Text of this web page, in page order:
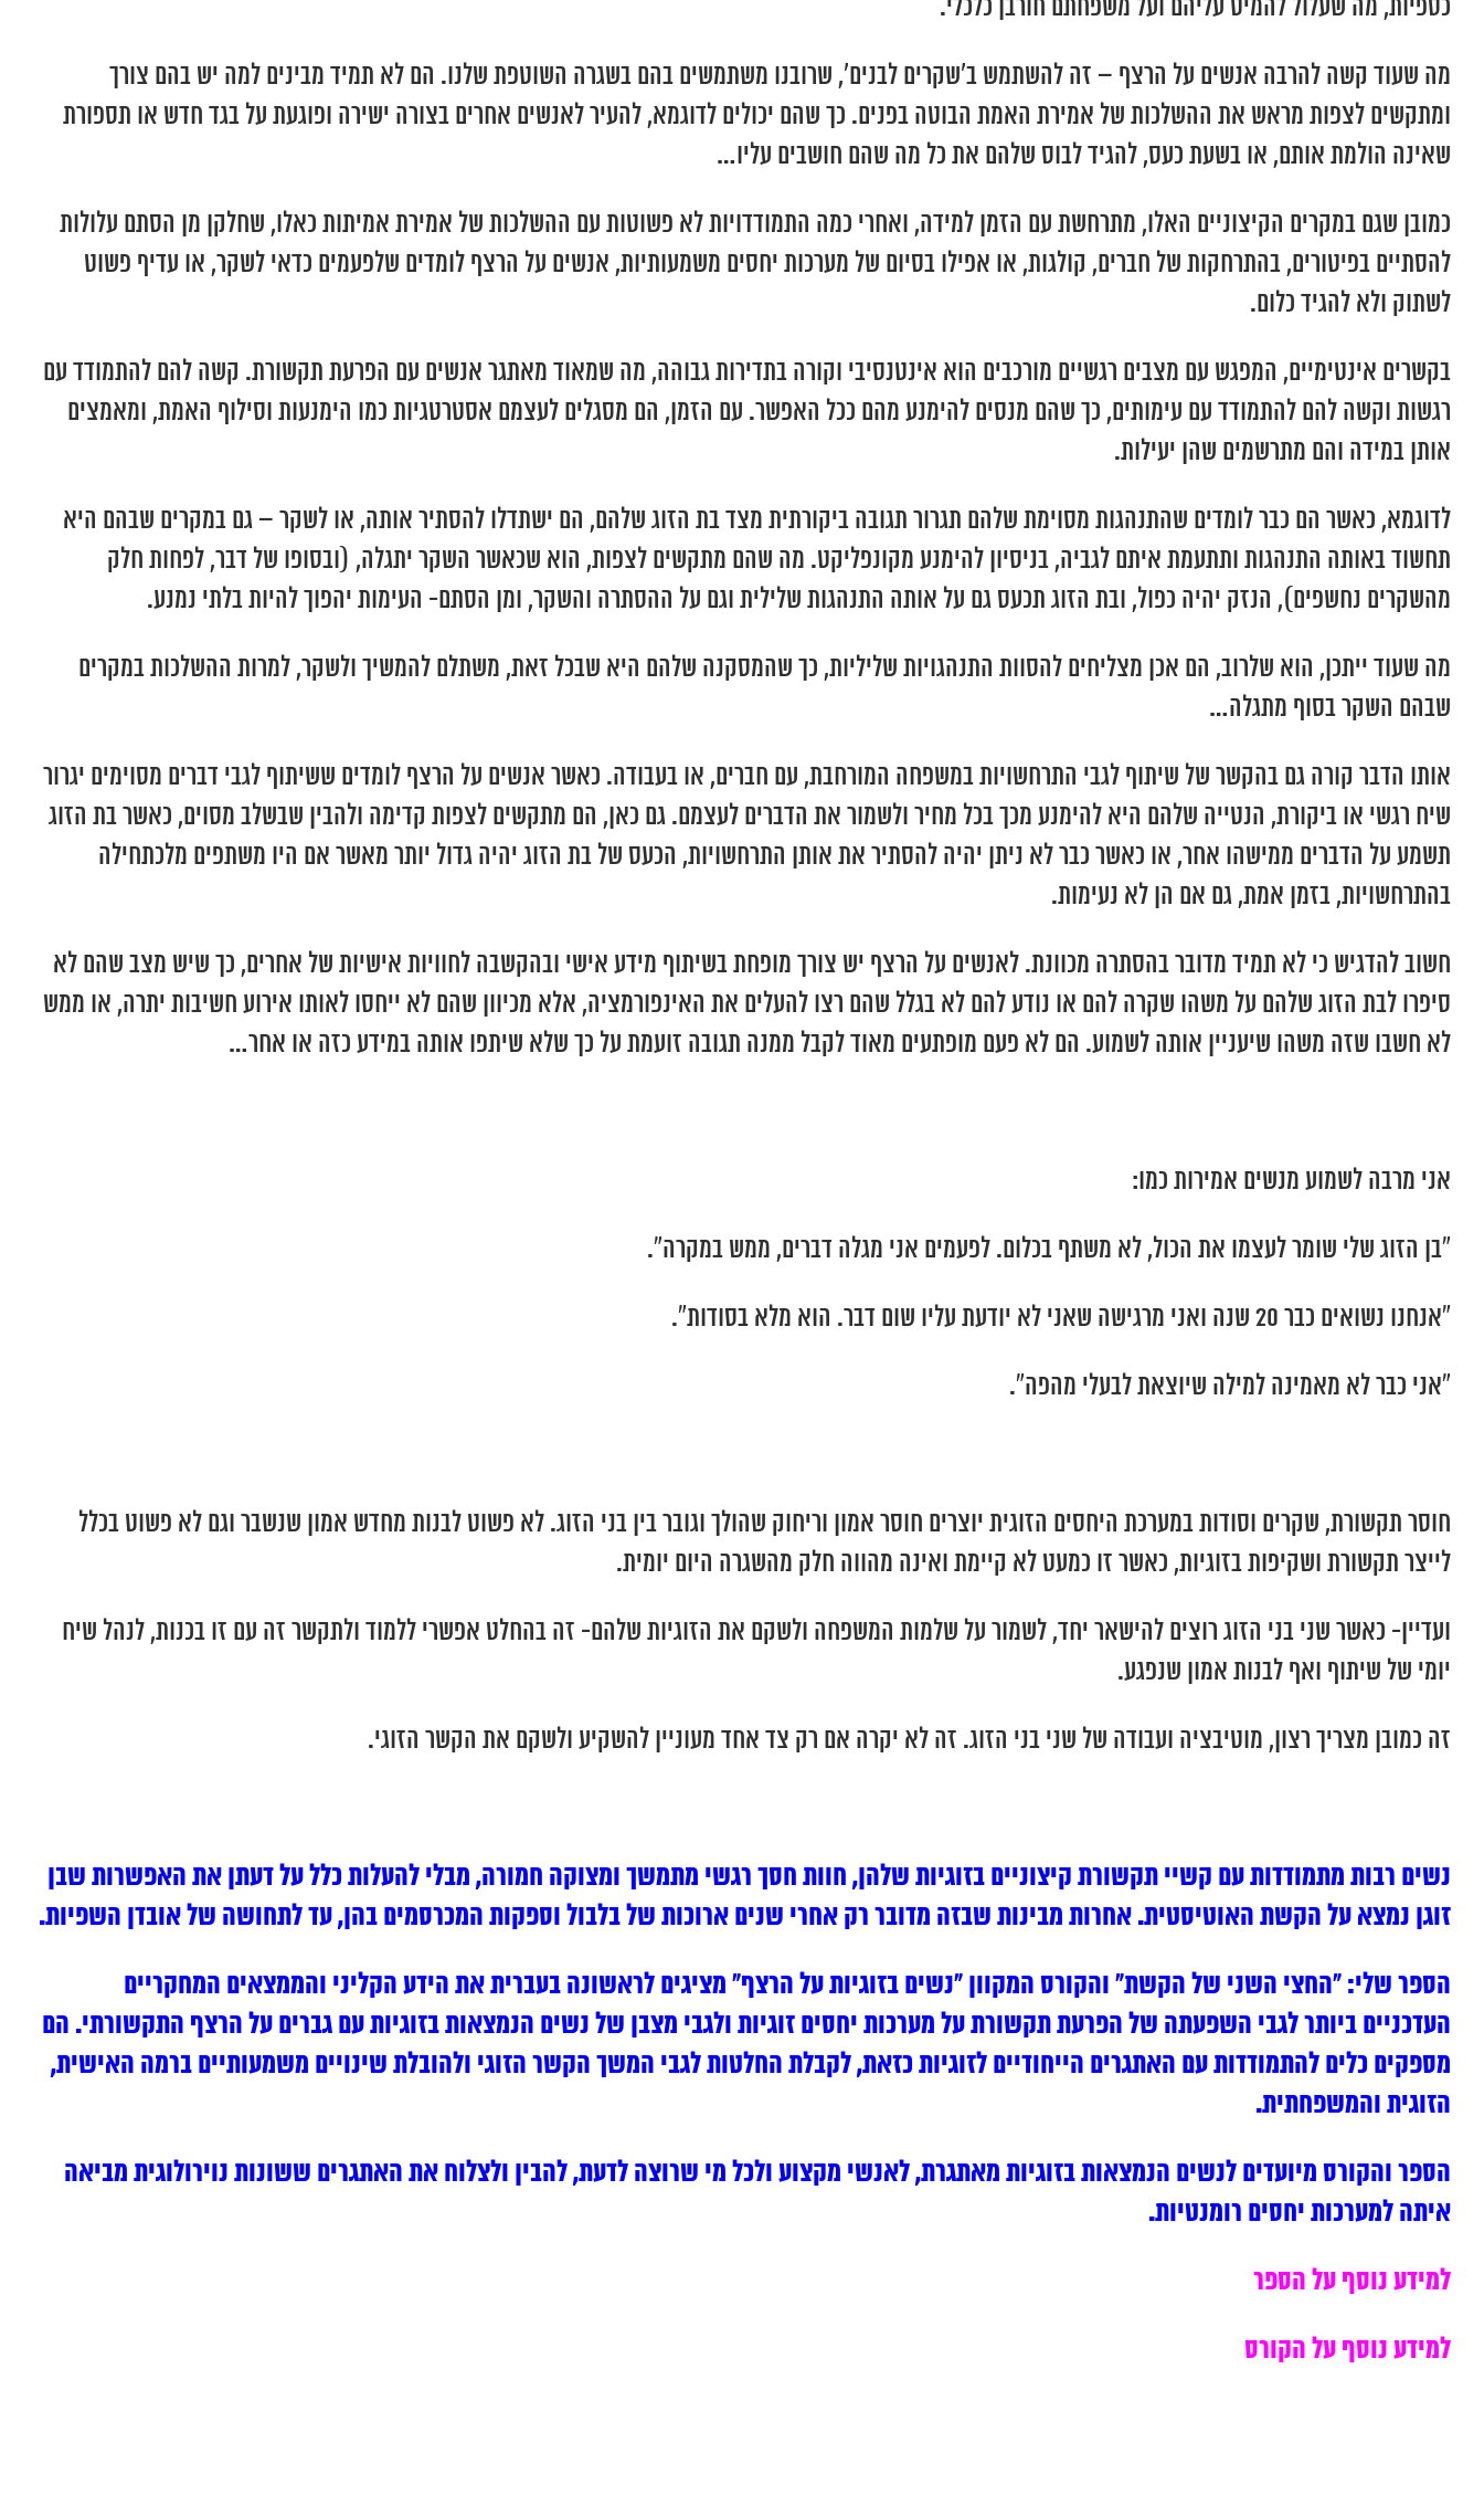
כספיות, מה שעלול להמיט עליהם ועל משפחתם חורבן כלכלי.
מה שעוד קשה להרבה אנשים על הרצף – זה להשתמש ב’שקרים לבנים’, שרובנו משתמשים בהם בשגרה השוטפת שלנו. הם לא תמיד מבינים למה יש בהם צורך
ומתקשים לצפות מראש את ההשלכות של אמירת האמת הבוטה בפנים. כך שהם יכולים לדוגמא, להעיר לאנשים אחרים בצורה ישירה ופוגעת על בגד חדש או תספורת
שאינה הולמת אותם, או בשעת כעס, להגיד לבוס שלהם את כל מה שהם חושבים עליו…
כמובן שגם במקרים הקיצוניים האלו, מתרחשת עם הזמן למידה, ואחרי כמה התמודדויות לא פשוטות עם ההשלכות של אמירת אמיתות כאלו, שחלקן מן הסתם עלולות
להסתיים בפיטורים, בהתרחקות של חברים, קולגות, או אפילו בסיום של מערכות יחסים משמעותיות, אנשים על הרצף לומדים שלפעמים כדאי לשקר, או עדיף פשוט
לשתוק ולא להגיד כלום.
בקשרים אינטימיים, המפגש עם מצבים רגשיים מורכבים הוא אינטנסיבי וקורה בתדירות גבוהה, מה שמאוד מאתגר אנשים עם הפרעת תקשורת. קשה להם להתמודד עם
רגשות וקשה להם להתמודד עם עימותים, כך שהם מנסים להימנע מהם ככל האפשר. עם הזמן, הם מסגלים לעצמם אסטרטגיות כמו הימנעות וסילוף האמת, ומאמצים
אותן במידה והם מתרשמים שהן יעילות.
לדוגמא, כאשר הם כבר לומדים שהתנהגות מסוימת שלהם תגרור תגובה ביקורתית מצד בת הזוג שלהם, הם ישתדלו להסתיר אותה, או לשקר – גם במקרים שבהם היא
תחשוד באותה התנהגות ותתעמת איתם לגביה, בניסיון להימנע מקונפליקט. מה שהם מתקשים לצפות, הוא שכאשר השקר יתגלה, (ובסופו של דבר, לפחות חלק
מהשקרים נחשפים), הנזק יהיה כפול, ובת הזוג תכעס גם על אותה התנהגות שלילית וגם על ההסתרה והשקר, ומן הסתם- העימות יהפוך להיות בלתי נמנע.
מה שעוד ייתכן, הוא שלרוב, הם אכן מצליחים להסוות התנהגויות שליליות, כך שהמסקנה שלהם היא שבכל זאת, משתלם להמשיך ולשקר, למרות ההשלכות במקרים
שבהם השקר בסוף מתגלה…
אותו הדבר קורה גם בהקשר של שיתוף לגבי התרחשויות במשפחה המורחבת, עם חברים, או בעבודה. כאשר אנשים על הרצף לומדים ששיתוף לגבי דברים מסוימים יגרור
שיח רגשי או ביקורת, הנטייה שלהם היא להימנע מכך בכל מחיר ולשמור את הדברים לעצמם. גם כאן, הם מתקשים לצפות קדימה ולהבין שבשלב מסוים, כאשר בת הזוג
תשמע על הדברים ממישהו אחר, או כאשר כבר לא ניתן יהיה להסתיר את אותן התרחשויות, הכעס של בת הזוג יהיה גדול יותר מאשר אם היו משתפים מלכתחילה
בהתרחשויות, בזמן אמת, גם אם הן לא נעימות.
חשוב להדגיש כי לא תמיד מדובר בהסתרה מכוונת. לאנשים על הרצף יש צורך מופחת בשיתוף מידע אישי ובהקשבה לחוויות אישיות של אחרים, כך שיש מצב שהם לא
סיפרו לבת הזוג שלהם על משהו שקרה להם או נודע להם לא בגלל שהם רצו להעלים את האינפורמציה, אלא מכיוון שהם לא ייחסו לאותו אירוע חשיבות יתרה, או ממש
לא חשבו שזה משהו שיעניין אותה לשמוע. הם לא פעם מופתעים מאוד לקבל ממנה תגובה זועמת על כך שלא שיתפו אותה במידע כזה או אחר…
אני מרבה לשמוע מנשים אמירות כמו:
“בן הזוג שלי שומר לעצמו את הכול, לא משתף בכלום. לפעמים אני מגלה דברים, ממש במקרה”.
“אנחנו נשואים כבר 20 שנה ואני מרגישה שאני לא יודעת עליו שום דבר. הוא מלא בסודות”.
“אני כבר לא מאמינה למילה שיוצאת לבעלי מהפה”.
חוסר תקשורת, שקרים וסודות במערכת היחסים הזוגית יוצרים חוסר אמון וריחוק שהולך וגובר בין בני הזוג. לא פשוט לבנות מחדש אמון שנשבר וגם לא פשוט בכלל
לייצר תקשורת ושקיפות בזוגיות, כאשר זו כמעט לא קיימת ואינה מהווה חלק מהשגרה היום יומית.
ועדיין- כאשר שני בני הזוג רוצים להישאר יחד, לשמור על שלמות המשפחה ולשקם את הזוגיות שלהם- זה בהחלט אפשרי ללמוד ולתקשר זה עם זו בכנות, לנהל שיח
יומי של שיתוף ואף לבנות אמון שנפגע.
זה כמובן מצריך רצון, מוטיבציה ועבודה של שני בני הזוג. זה לא יקרה אם רק צד אחד מעוניין להשקיע ולשקם את הקשר הזוגי.
נשים רבות מתמודדות עם קשיי תקשורת קיצוניים בזוגיות שלהן, חוות חסך רגשי מתמשך ומצוקה חמורה, מבלי להעלות כלל על דעתן את האפשרות שבן
זוגן נמצא על הקשת האוטיסטית. אחרות מבינות שבזה מדובר רק אחרי שנים ארוכות של בלבול וספקות המכרסמים בהן, עד לתחושה של אובדן השפיות.
הספר שלי: “החצי השני של הקשת” והקורס המקוון “נשים בזוגיות על הרצף” מציגים לראשונה בעברית את הידע הקליני והממצאים המחקריים
העדכניים ביותר לגבי השפעתה של הפרעת תקשורת על מערכות יחסים זוגיות ולגבי מצבן של נשים הנמצאות בזוגיות עם גברים על הרצף התקשורתי. הם
מספקים כלים להתמודדות עם האתגרים הייחודיים לזוגיות כזאת, לקבלת החלטות לגבי המשך הקשר הזוגי ולהובלת שינויים משמעותיים ברמה האישית,
הזוגית והמשפחתית.
הספר והקורס מיועדים לנשים הנמצאות בזוגיות מאתגרת, לאנשי מקצוע ולכל מי שרוצה לדעת, להבין ולצלוח את האתגרים ששונות נוירולוגית מביאה
איתה למערכות יחסים רומנטיות.
למידע נוסף על הספר
למידע נוסף על הקורס